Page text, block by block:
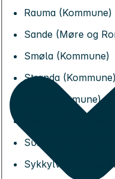
Rauma (Kommune)
Sande (Møre og
Smøla (Kommune)
Stranda (Kommune)
Sula (Kommune)
Surnadal
Sykkylven